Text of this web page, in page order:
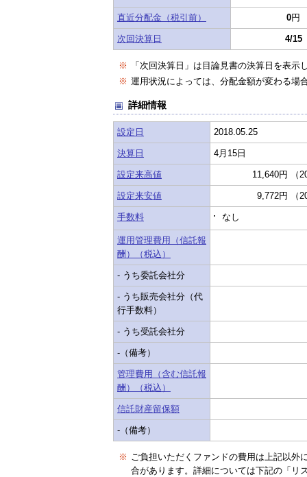
直近分配金（税引前） 0円
次回決算日 4/15
※
「次回決算日」は目論見書の決算日を表示
※ 運用状況によっては、分配金額が変わる場
詳細情報
設定日 2018.05.25
決算日 4月15日
設定来高値 11,640円 （
設定来安値 9,772円 （
手数料 なし
運用管理費用（信託報
酬）（税込）
- うち委託会社分
- うち販売会社分（代
行手数料）
- うち受託会社分
-（備考）
管理費用（含む信託報
酬）（税込）
信託財産留保額
-（備考）
※ ご負担いただくファンドの費用は上記以外
合があります。詳細については下記の「リ